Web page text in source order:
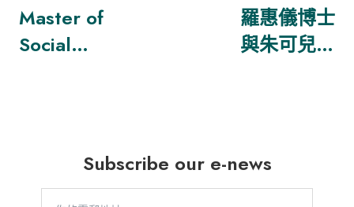
Master of
Social
Leadership
羅惠儀博士
與朱可兒博
Subscribe our e-news